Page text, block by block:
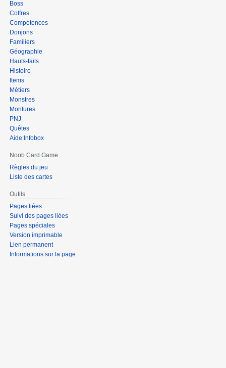
Boss
Coffres
Compétences
Donjons
Familiers
Géographie
Hauts-faits
Histoire
Items
Métiers
Monstres
Montures
PNJ
Quêtes
Aide:Infobox
Noob Card Game
Règles du jeu
Liste des cartes
Outils
Pages liées
Suivi des pages liées
Pages spéciales
Version imprimable
Lien permanent
Informations sur la page